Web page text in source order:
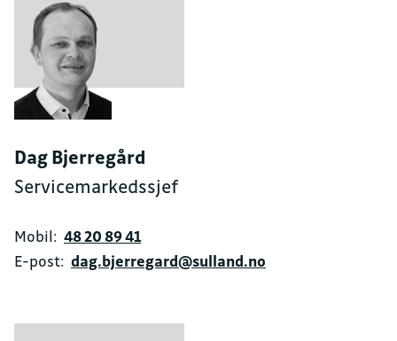
Dag Bjerregård
Servicemarkedssjef
Mobil: 48 20 89 41
E-post: dag.bjerregard@sulland.no